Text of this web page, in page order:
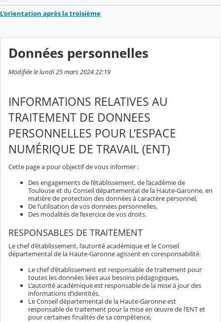
L'orientation après la troisième
Données personnelles
Modifiée le lundi 25 mars 2024 22:19
INFORMATIONS RELATIVES AU
TRAITEMENT DE DONNEES
PERSONNELLES POUR L’ESPACE
NUMÉRIQUE DE TRAVAIL (ENT)
Cette page a pour objectif de vous informer :
Des engagements de l’établissement, de l’académie de
Toulouse et du Conseil départemental de la Haute-Garonne, en
matière de protection des données à caractère personnel,
De l’utilisation de vos données personnelles,
Des modalités de l’exercice de vos droits.
RESPONSABLES DE TRAITEMENT
Le chef d’établissement, l’autorité académique et le Conseil
départemental de la Haute-Garonne agissent en coresponsabilité.
Le chef d’établissement est responsable de traitement pour
toutes les données liées aux besoins pédagogiques,
L’autorité académique est responsable de la mise à jour des
informations d’identités,
Le Conseil départemental de la Haute-Garonne est
responsable de traitement pour la mise en œuvre de l’ENT et
pour certaines finalités de sa compétence,